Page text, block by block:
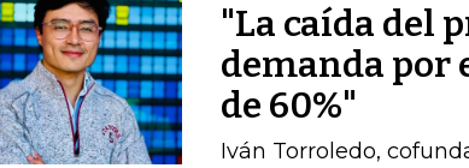
"La caída del
demanda por
de 60%"
Iván Torroledo,